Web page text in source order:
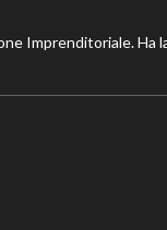
Imprenditoriale. Ha